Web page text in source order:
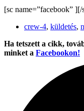
[sc name=”facebook” ][/
crew-4, küldetés,
Ha tetszett a cikk,
minket a Facebookon!